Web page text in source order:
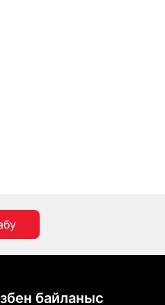
байланыс